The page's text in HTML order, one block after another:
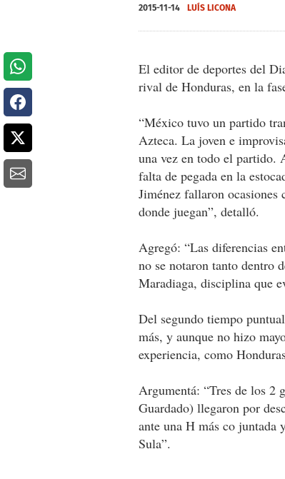
2015-11-14 LUÍS LICONA
El editor de deportes del
rival de Honduras, en la
“México tuvo un partido
Azteca. La joven e
una vez en todo el partido.
falta de pegada en la
Jiménez fallaron ocasiones
donde juegan”, detalló.
Agregó: “Las diferencias
no se notaron tanto dentro
Maradiaga, disciplina que
Del segundo tiempo
más, y aunque no hizo
experiencia, como
Argumentá: “Tres de los 2
Guardado) llegaron por
ante una H más co juntada
Sula”.